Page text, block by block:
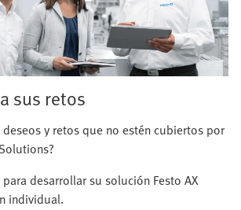
sus retos
y retos que no estén cubiertos por
desarrollar su solución Festo AX
individual.